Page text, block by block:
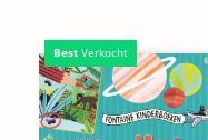
Best Verkocht